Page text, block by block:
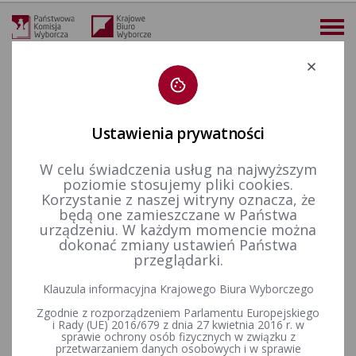
Deklaracja dostępności
03-08-2025
KALENDARIUM 10-08-2025
24-08-2025
Wybory przedterminowe Wójta Gminy Łęka Opatowska
zarządzone na dzień 10 sierpnia 2025 r.
2025-08-10 Wybory uzupełniające do Rady Gminy Milejczyce w
okręgu wyborczym nr 6
Ustawienia prywatności
W celu świadczenia usług na najwyższym
poziomie stosujemy pliki cookies.
Korzystanie z naszej witryny oznacza, że
będą one zamieszczane w Państwa
urządzeniu. W każdym momencie można
dokonać zmiany ustawień Państwa
przeglądarki.
Klauzula informacyjna Krajowego Biura Wyborczego
Zgodnie z rozporządzeniem Parlamentu Europejskiego
i Rady (UE) 2016/679 z dnia 27 kwietnia 2016 r. w
sprawie ochrony osób fizycznych w związku z
przetwarzaniem danych osobowych i w sprawie